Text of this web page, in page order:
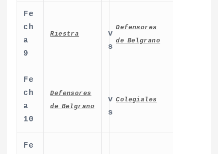
Fe
ch
a
9
Riestra
v
s
Defensores
de Belgrano
Fe
ch
a
10
Defensores
de Belgrano
v
s
Colegiales
Fe